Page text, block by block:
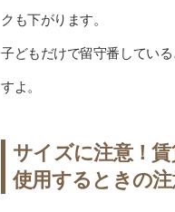
クも下がります。
子どもだけで留守番してい
すよ。
サイズに注意！
使用するときの